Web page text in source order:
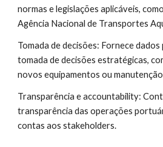
normas e legislações aplicáveis,
Agência Nacional de Transportes
Tomada de decisões: Fornece
tomada de decisões estratégicas,
novos equipamentos ou
Transparência e accountability:
transparência das operações
contas aos stakeholders.